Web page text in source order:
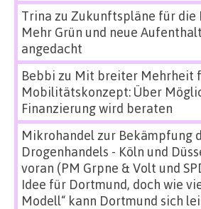
Trina zu Zukunftspläne für die
Mehr Grün und neue
angedacht
Bebbi zu Mit breiter Mehrheit
Mobilitätskonzept: Über
Finanzierung wird beraten
Mikrohandel zur Bekämpfung
Drogenhandels - Köln und
voran (PM Grpne & Volt und
Idee für Dortmund, doch wie
Modell“ kann Dortmund sich